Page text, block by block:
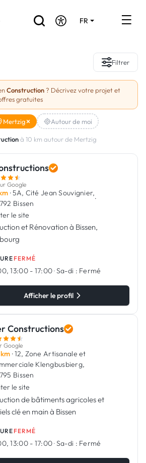
FR
?
Filtrer
Construction ? Décrivez votre projet et
gratuites
Mertzig Autour de moi
à 10 km autour de Mertzig
Google
· 5A, Cité Jean Souvignier,
Bissen
·
le site
et Rénovation à Bissen,
FERMÉ
13:00 - 17:00·Sa-di : Fermé
Afficher le profil
Constructions
Google
· 12, Zone Artisanale et
Klengbusbierg,
Bissen
le site
de bâtiments agricoles et
clé en main à Bissen
FERMÉ
13:00 - 17:00·Sa-di : Fermé